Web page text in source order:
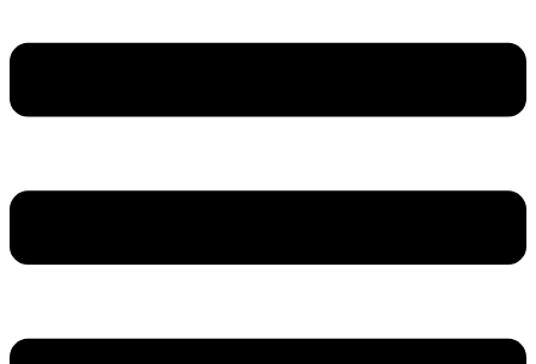
Menu